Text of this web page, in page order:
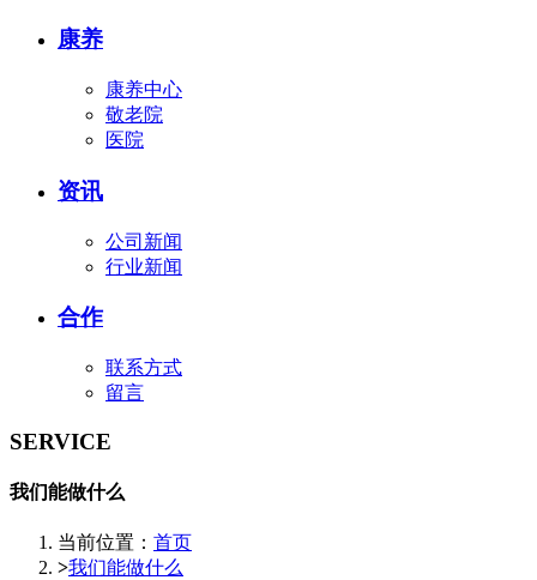
康养
康养中心
敬老院
医院
资讯
公司新闻
行业新闻
合作
联系方式
留言
SERVICE
我们能做什么
当前位置： 首页
>我们能做什么